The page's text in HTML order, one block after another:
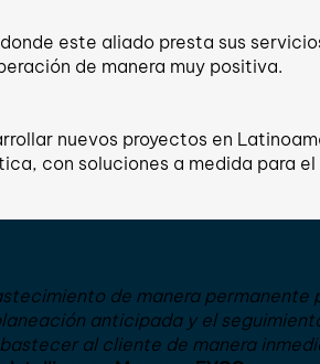
este aliado presta sus
de manera muy positiva.
nuevos proyectos en
con soluciones a medida para
de manera
anticipada y el
al cliente de manera